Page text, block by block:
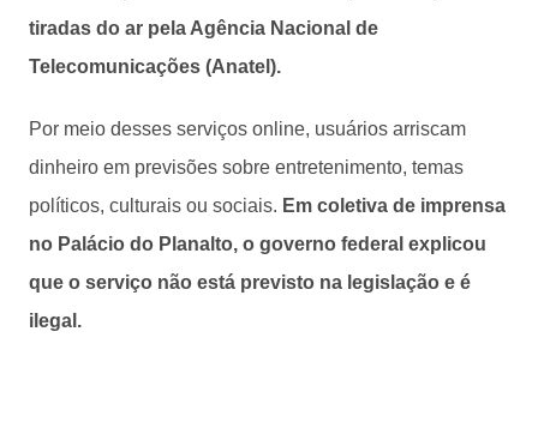
tiradas do ar pela Agência Nacional de
Telecomunicações (Anatel).
Por meio desses serviços online, usuários arriscam
dinheiro em previsões sobre entretenimento, temas
políticos, culturais ou sociais. Em coletiva de imprensa
no Palácio do Planalto, o governo federal explicou
que o serviço não está previsto na legislação e é
ilegal.